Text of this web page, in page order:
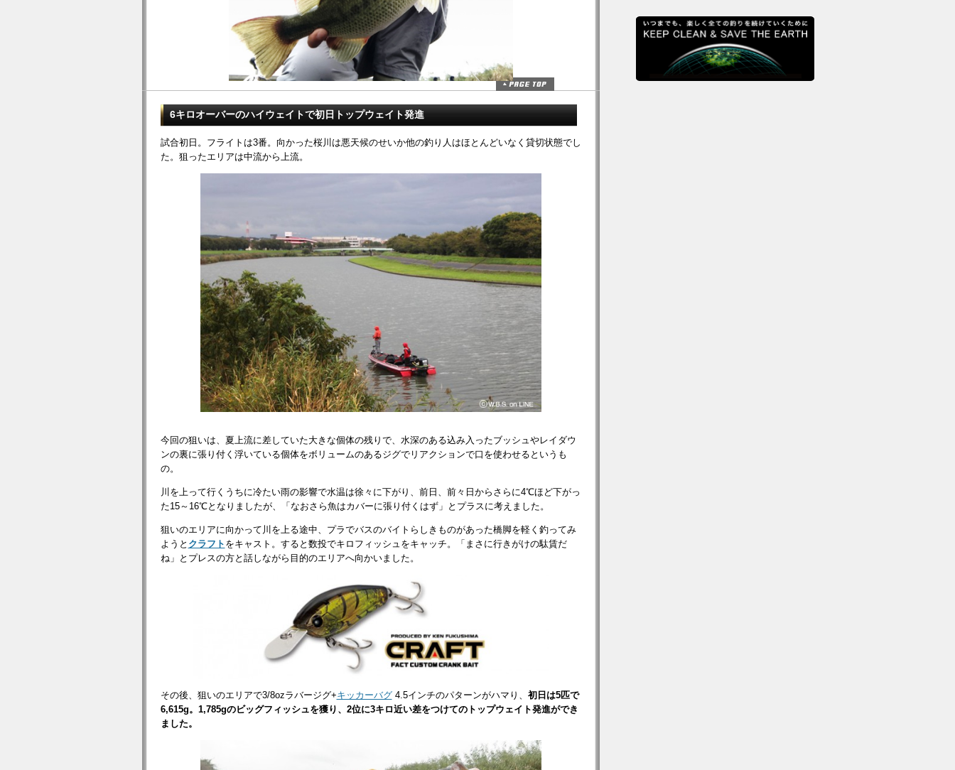
6キロオーバーのハイウェイトで初日トップウェイト発進
試合初日。フライトは3番。向かった桜川は悪天候のせいか他の釣り人はほとんどいなく貸切状態でし
た。狙ったエリアは中流から上流。
今回の狙いは、夏上流に差していた大きな個体の残りで、水深のある込み入ったブッシュやレイダウ
ンの裏に張り付く浮いている個体をボリュームのあるジグでリアクションで口を使わせるというも
の。
川を上って行くうちに冷たい雨の影響で水温は徐々に下がり、前日、前々日からさらに4℃ほど下がっ
た15～16℃となりましたが、「なおさら魚はカバーに張り付くはず」とプラスに考えました。
狙いのエリアに向かって川を上る途中、プラでバスのバイトらしきものがあった橋脚を軽く釣ってみ
ようと クラフト をキャスト。すると数投でキロフィッシュをキャッチ。「まさに行きがけの駄賃だ
ね」とプレスの方と話しながら目的のエリアへ向かいました。
その後、狙いのエリアで3/8ozラバージグ+キッカーバグ4.5インチのパターンがハマり、 初日は5匹で
6,615g。1,785gのビッグフィッシュを獲り、2位に3キロ近い差をつけてのトップウェイト発進ができ
ました。